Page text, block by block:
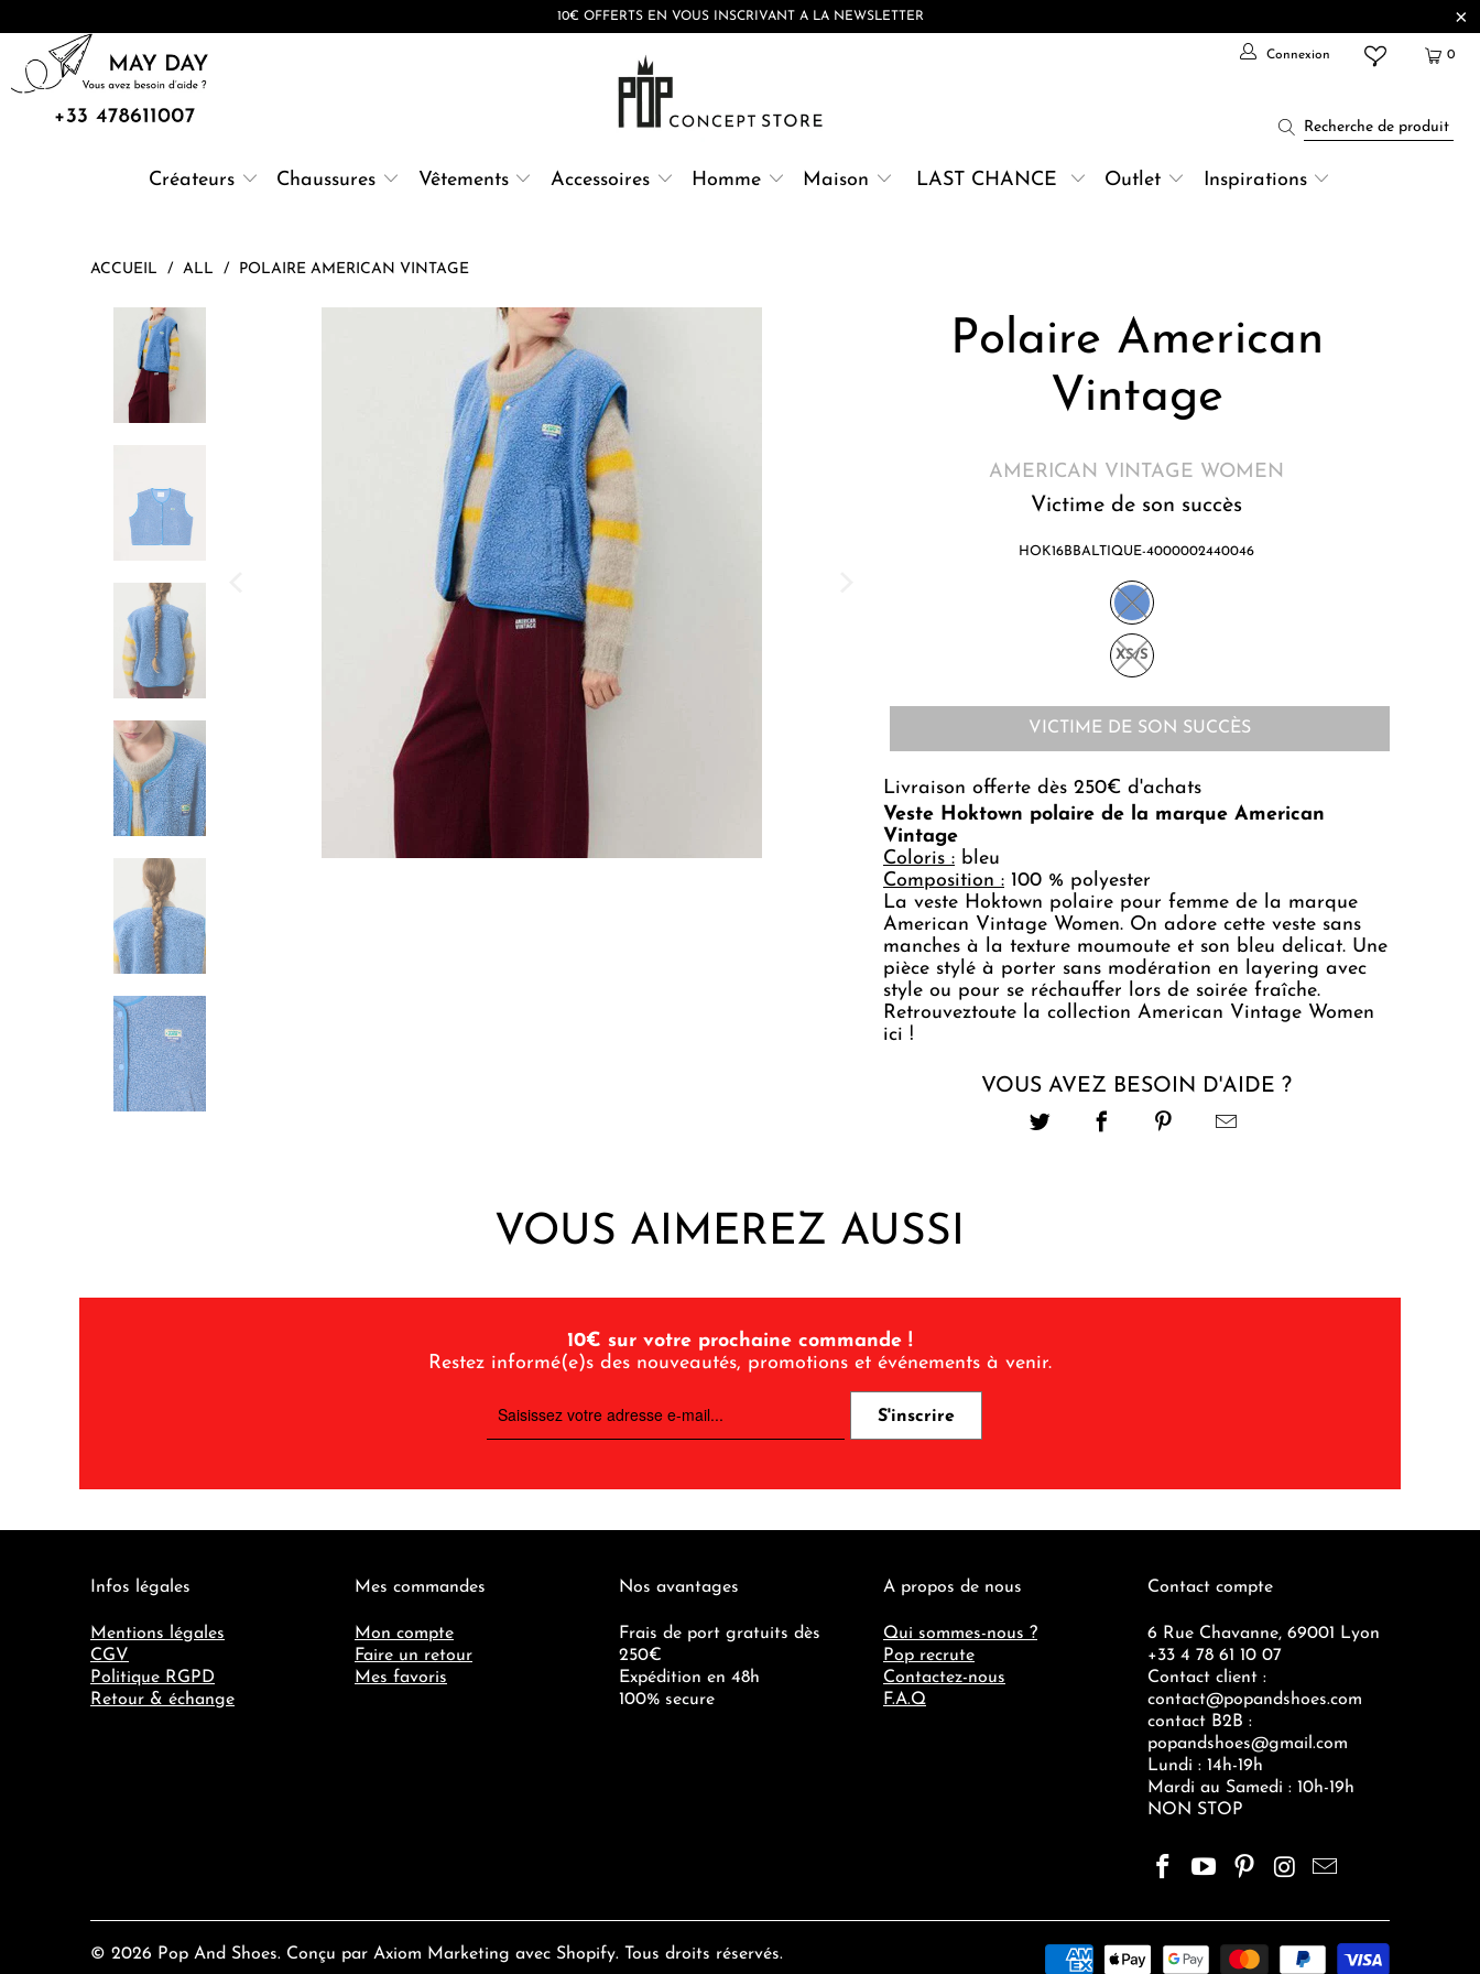
10€ OFFERTS EN VOUS INSCRIVANT A LA NEWSLETTER
Connexion 0
Créateurs Chaussures Vêtements Accessoires Homme Maison LAST CHANCE Outlet Inspirations
ACCUEIL / ALL / POLAIRE AMERICAN VINTAGE
Polaire American
Vintage
AMERICAN VINTAGE WOMEN
Victime de son succès
HOK16BBALTIQUE-4000002440046
XS/S
VICTIME DE SON SUCCÈS
Livraison offerte dès 250€ d'achats
Veste Hoktown polaire de la marque American
Vintage
Coloris : bleu
Composition : 100 % polyester
La veste Hoktown polaire pour femme de la marque
American Vintage Women. On adore cette veste sans
manches à la texture moumoute et son bleu delicat. Une
pièce stylé à porter sans modération en layering avec
style ou pour se réchauffer lors de soirée fraîche.
Retrouveztoute la collection American Vintage Women
ici !
VOUS AVEZ BESOIN D'AIDE ?
VOUS AIMEREZ AUSSI
10€ sur votre prochaine commande !
Restez informé(e)s des nouveautés, promotions et événements à venir.
Infos légales
Mentions légales
CGV
Politique RGPD
Retour & échange
Mes commandes
Mon compte
Faire un retour
Mes favoris
Nos avantages
Frais de port gratuits dès
250€
Expédition en 48h
100% secure
A propos de nous
Qui sommes-nous ?
Pop recrute
Contactez-nous
F.A.Q
Contact compte
6 Rue Chavanne, 69001 Lyon
+33 4 78 61 10 07
Contact client :
contact@popandshoes.com
contact B2B :
popandshoes@gmail.com
Lundi : 14h-19h
Mardi au Samedi : 10h-19h
NON STOP
© 2026 Pop And Shoes. Conçu par Axiom Marketing avec Shopify. Tous droits réservés.